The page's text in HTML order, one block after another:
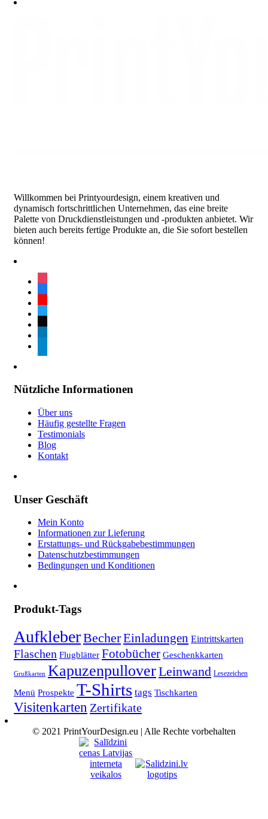
Willkommen bei Printyourdesign, einem kreativen und
dynamisch fortschrittlichen Unternehmen, das eine breite
Palette von Druckdienstleistungen und -produkten anbietet. Wir
bieten auch bereits fertige Produkte an, die Sie sofort bestellen
können!
Nützliche Informationen
Über uns
Häufig gestellte Fragen
Testimonials
Blog
Kontakt
Unser Geschäft
Mein Konto
Informationen zur Lieferung
Erstattungs- und Rückgabebestimmungen
Datenschutzbestimmungen
Bedingungen und Konditionen
Produkt-Tags
AufkleberBecherEinladungen Eintrittskarten
Flaschen Flugblätter Fotobücher Geschenkkarten
Grußkarten KapuzenpulloverLeinwand Lesezeichen
Menü Prospekte T-Shirts tags Tischkarten
Visitenkarten Zertifikate
© 2021 PrintYourDesign.eu | Alle Rechte vorbehalten